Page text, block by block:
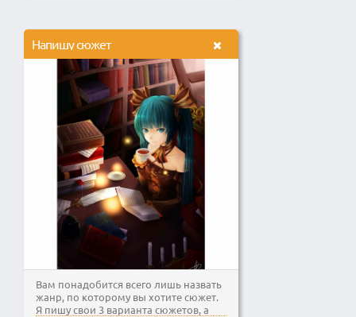
Напишу сюжет
Вам понадобится всего лишь назвать
жанр, по которому вы хотите сюжет.
Я пишу свои 3 варианта сюжетов, а